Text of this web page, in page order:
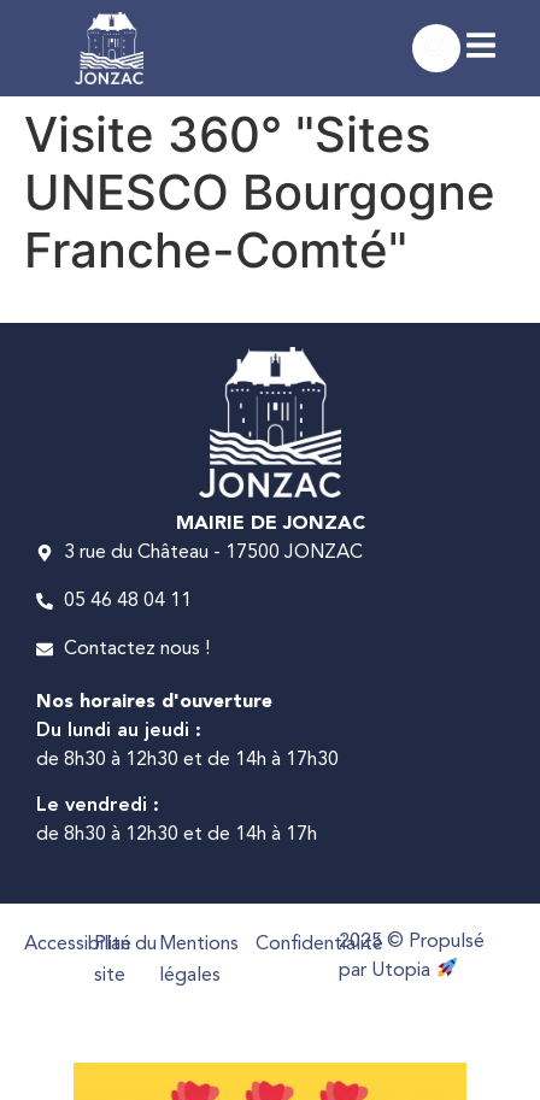
Visite 360° "Sites
UNESCO Bourgogne
Franche-Comté"
MAIRIE DE JONZAC
3 rue du Château - 17500 JONZAC
05 46 48 04 11
Contactez nous !
Nos horaires d'ouverture
Du lundi au jeudi :
de 8h30 à 12h30 et de 14h à 17h30
Le vendredi :
de 8h30 à 12h30 et de 14h à 17h
Accessibilité
Plan du
site
Mentions
légales
Confidentialité2025 © Propulsé
par Utopia